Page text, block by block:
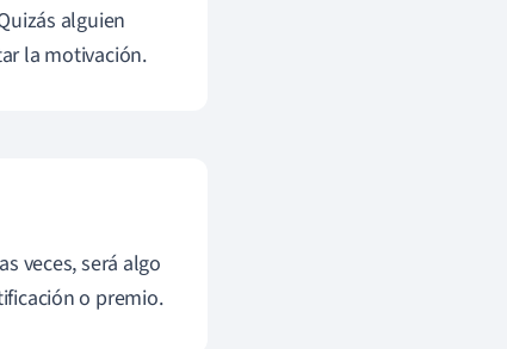
alguien
la motivación.
veces, será algo
o premio.